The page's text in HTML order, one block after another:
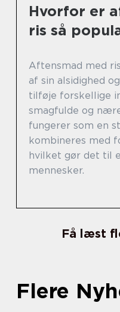
Hvorfor er
ris så
Aftensmad med
af sin alsidighed
tilføje forskellige
smagfulde og
fungerer som en
kombineres med
hvilket gør det til
mennesker.
Få læst
Flere